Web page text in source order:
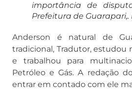
importância de
Prefeitura de Guarapari,.
Anderson é natural de
tradicional, Tradutor, estudou
e trabalhou para
Petróleo e Gás. A redação
entrar em contado com ele